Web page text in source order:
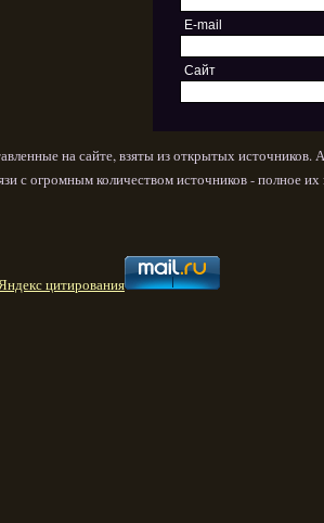
E-mail
Сайт
на сайте, взяты из открытых
с огромным количеством источников - полное